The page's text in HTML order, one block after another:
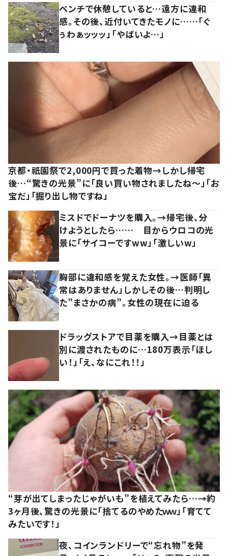
ベンチで休憩していると…遠方に違和
感。その後、近付いてきたモノに……「ぐ
ぅわぁッッッ」「やばいよ…」
京都・祇園祭で2,000円で買った着物→しかし帰宅
後…“驚きの光景”に「良い買い物されましたね～」「お
宝だ」「掘り出し物ですね」
ミスドでドーナツを購入。→帰宅後、分
けようとしたら…… 目からウロコの光
景に「サイコーですww」「激しいw」
胸部に違和感を覚えた女性。→医師「異
常はありません」しかしその後…判明し
た”まさかの病”。女性の現在に迫る
ドラッグストアで目薬を購入→目薬とは
別に渡されたものに…180万表示「ほし
い！」「え、なにこれ！！」
“芽が出てしまったじゃがいも”を植えてみたら…→約
3ヶ月後、驚きの光景に「捨てるのやめたｗｗ」「育てて
みたいです！」
夜、コインランドリーで“忘れ物”を発